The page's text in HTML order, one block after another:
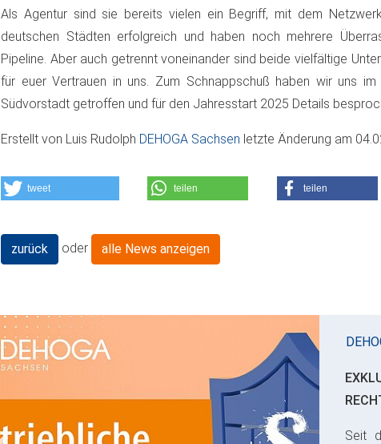
Als Agentur sind sie bereits vielen ein Begriff, mit dem
deutschen Städten erfolgreich und haben noch mehrere
Pipeline. Aber auch getrennt voneinander sind beide vielfältige
für euer Vertrauen in uns. Zum Schnappschuß haben wir uns im
Südvorstadt getroffen und für den Jahresstart 2025 Details
Erstellt von Luis Rudolph DEHOGA Sachsen letzte Änderung am
tweet teilen teilen
zurück oder alle News anzeigen
Seit